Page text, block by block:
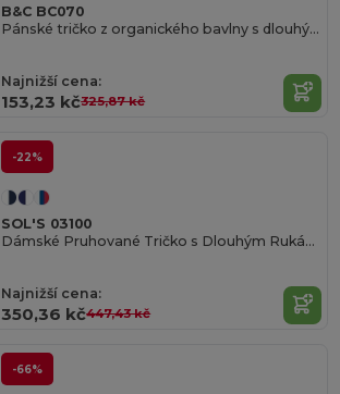
B&C BC070
Pánské tričko z organického bavlny s dlouhým rukávem
Najnižší cena:
153,23 kč325,87 kč
-22%
SOL'S 03100
Dámské Pruhované Tričko s Dlouhým Rukávem
Najnižší cena:
350,36 kč447,43 kč
-66%